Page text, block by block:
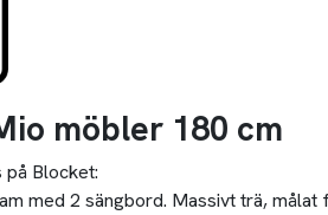
möbler 180 cm
på Blocket:
med 2 sängbord. Massivt trä,